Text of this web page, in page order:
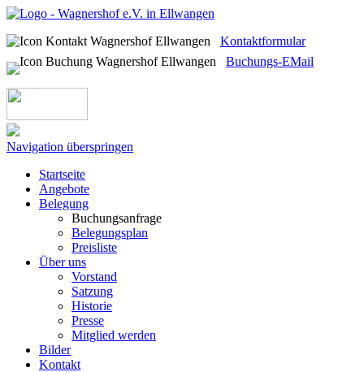
Kontaktformular
Buchungs-EMail
Navigation überspringen
Startseite
Angebote
Belegung
Buchungsanfrage
Belegungsplan
Preisliste
Über uns
Vorstand
Satzung
Historie
Presse
Mitglied werden
Bilder
Kontakt